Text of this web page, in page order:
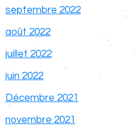
septembre 2022
août 2022
juillet 2022
juin 2022
Décembre 2021
novembre 2021